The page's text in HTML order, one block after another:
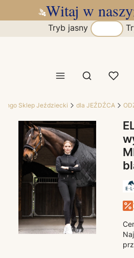
Witaj w
Tryb jasny
Otwórz
Sklep Jeździecki dla JEŹDŹCA